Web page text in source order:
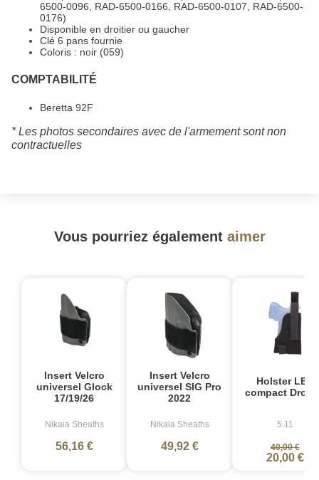
6500-0096, RAD-6500-0166, RAD-6500-0107, RAD-6500-
0176)
Disponible en droitier ou gaucher
Clé 6 pans fournie
Coloris : noir (059)
COMPTABILITÉ
Beretta 92F
* Les photos secondaires avec de l'armement sont non
contractuelles
Vous pourriez également aimer
Insert Velcro
universel Glock
17/19/26
Nikaia Sheaths
56,16 €
Insert Velcro
universel SIG Pro
2022
Nikaia Sheaths
49,92 €
Holster LBE
compact
5.11
40,00 €
20,00 €